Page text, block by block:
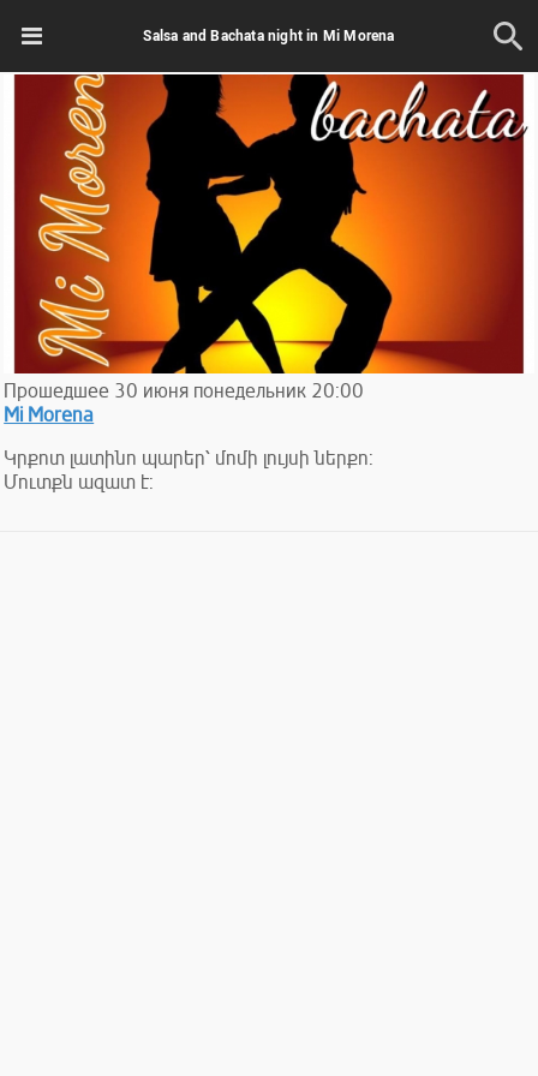
Salsa and Bachata night in Mi Morena
Прошедшее 30 июня понедельник 20:00
Mi Morena
Կրքոտ լատինո պարեր՝ մոմի լույսի ներքո:
Մուտքն ազատ է: